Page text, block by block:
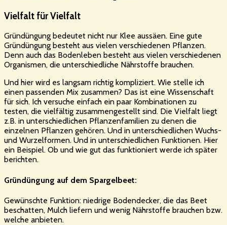
Vielfalt für Vielfalt
Gründüngung bedeutet nicht nur Klee aussäen. Eine gute
Gründüngung besteht aus vielen verschiedenen Pflanzen.
Denn auch das Bodenleben besteht aus vielen verschiedenen
Organismen, die unterschiedliche Nährstoffe brauchen.
Und hier wird es langsam richtig kompliziert. Wie stelle ich
einen passenden Mix zusammen? Das ist eine Wissenschaft
für sich. Ich versuche einfach ein paar Kombinationen zu
testen, die vielfältig zusammengestellt sind. Die Vielfalt liegt
z.B. in unterschiedlichen Pflanzenfamilien zu denen die
einzelnen Pflanzen gehören. Und in unterschiedlichen Wuchs-
und Wurzelformen. Und in unterschiedlichen Funktionen. Hier
ein Beispiel. Ob und wie gut das funktioniert werde ich später
berichten.
Gründüngung auf dem Spargelbeet:
Gewünschte Funktion: niedrige Bodendecker, die das Beet
beschatten, Mulch liefern und wenig Nährstoffe brauchen bzw.
welche anbieten.